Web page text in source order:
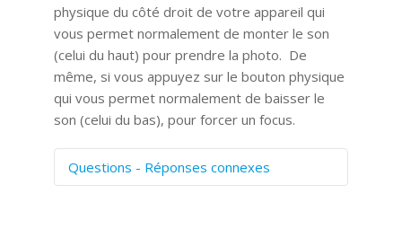
physique du côté droit de votre appareil qui
vous permet normalement de monter le son
(celui du haut) pour prendre la photo. De
même, si vous appuyez sur le bouton physique
qui vous permet normalement de baisser le
son (celui du bas), pour forcer un focus.
Questions - Réponses connexes